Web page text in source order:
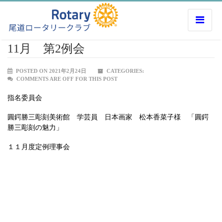
11月 第2例会
POSTED ON 2021年2月24日
CATEGORIES:
COMMENTS ARE OFF FOR THIS POST
指名委員会
圓鍔勝三彫刻美術館 学芸員 日本画家 松本香菜子様 「圓鍔
勝三彫刻の魅力」
１１月度定例理事会